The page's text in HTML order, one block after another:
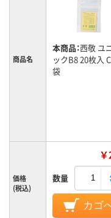
商品名
本商品：西敬 ユ
ックB8 20枚入
袋
価格
(税込)
数量
カゴ